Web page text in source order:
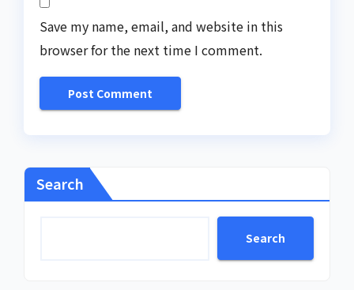
Save my name, email, and website in this
browser for the next time I comment.
Search
Search